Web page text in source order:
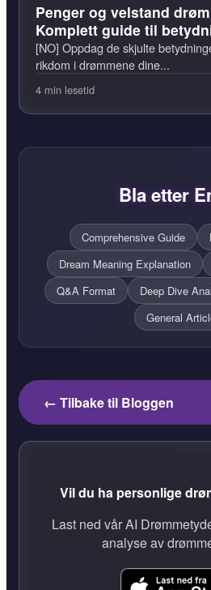
Penger og velstand
Komplett guide til
[NO] Oppdag de skjulte
rikdom i drømmene dine...
4 min lesetid
Bla etter
Comprehensive Guide
Dream Meaning Explanation
Q&A Format
Deep Dive
General
← Tilbake til Bloggen
Vil du ha personlige
Last ned vår AI
analyse av